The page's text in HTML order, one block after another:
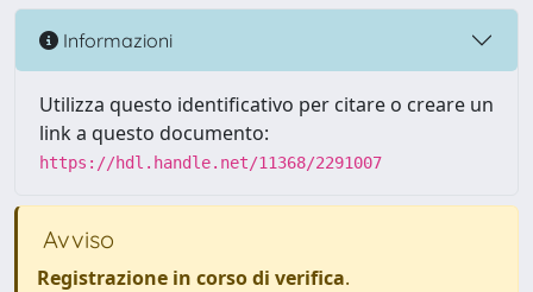
Informazioni
Utilizza questo identificativo per citare o creare un
link a questo documento:
https://hdl.handle.net/11368/2291007
Avviso
Registrazione in corso di verifica.